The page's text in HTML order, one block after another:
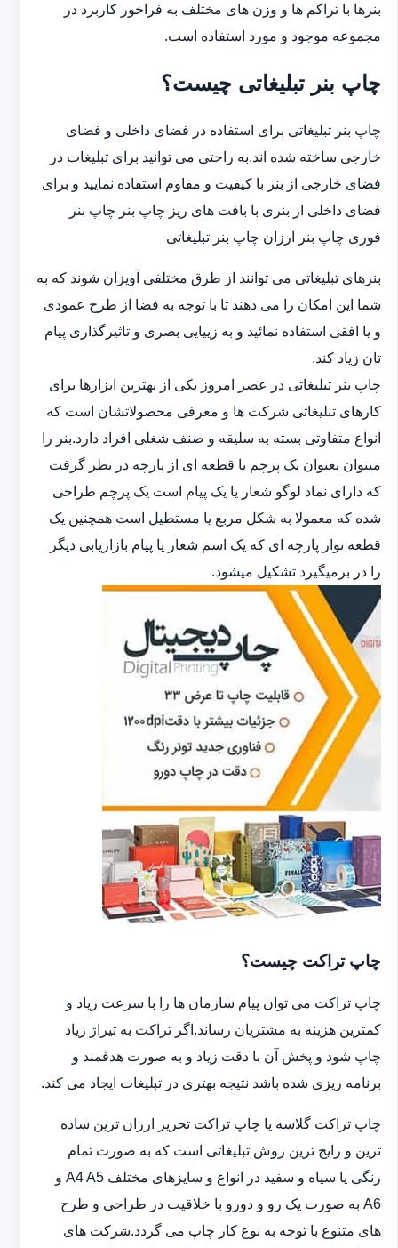
بنرها با تراکم ها و وزن های مختلف به فراخور کاربرد در
‏مجموعه موجود و مورد استفاده است.
چاپ بنر تبلیغاتی چیست؟
چاپ بنر تبلیغاتی برای استفاده در فضای داخلی و فضای
خارجی ساخته شده اند.به راحتی می توانید برای تبلیغات در
فضای خارجی از بنر با کیفیت و مقاوم استفاده نمایید و برای
فضای داخلی از بنری با بافت های ریز چاپ بنر چاپ بنر
فوری چاپ بنر ارزان چاپ بنر تبلیغاتی
بنرهای تبلیغاتی می توانند از طرق مختلفی آویزان شوند که به
شما این امکان را می دهند تا با توجه به فضا از طرح عمودی
و یا افقی استفاده نمائید و به زییایی بصری و تاثیرگذاری پیام
تان زیاد کند.
چاپ بنر تبلیغاتی در عصر امروز یکی از بهترین ابزارها برای
کارهای تبلیغاتی شرکت ها و معرفی محصولاتشان است که
انواع متفاوتی بسته به سلیقه و صنف شغلی افراد دارد.بنر را
میتوان بعنوان یک پرچم یا قطعه ای از پارچه در نظر گرفت
که دارای نماد لوگو شعار یا یک پیام است یک پرچم طراحی
شده که معمولا به شکل مربع یا مستطیل است همچنین یک
قطعه نوار پارچه ای که یک اسم شعار یا پیام بازاریابی دیگر
را در برمیگیرد تشکیل میشود.
چاپ تراکت چیست؟
چاپ تراکت می توان پیام سازمان ها را با سرعت زیاد و
کمترین هزینه به مشتریان رساند.اگر تراکت به تیراژ زیاد
چاپ شود و پخش آن با دقت زیاد و به صورت هدفمند و
برنامه ریزی شده باشد نتیجه بهتری در تبلیغات ایجاد می کند.
چاپ تراکت گلاسه یا چاپ تراکت تحریر ارزان ترین ساده
ترین و رایج ترین روش تبلیغاتی است که به صورت تمام
رنگی یا سیاه و سفید در انواع و سایزهای مختلف A4 A5 و
A6 به صورت یک رو و دورو با خلاقیت در طراحی و طرح
های متنوع با توجه به نوع کار چاپ می گردد.شرکت های